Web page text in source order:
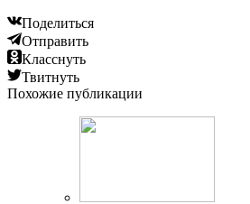
Поделиться
Отправить
Класснуть
Твитнуть
Похожие публикации